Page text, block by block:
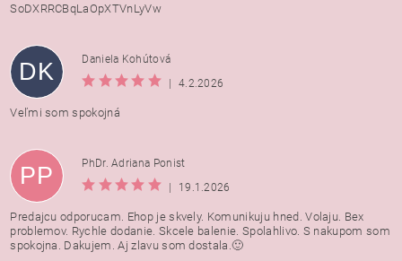
SoDXRRCBqLaOpXTVnLyVw
DK
Daniela Kohútová
|
4.2.2026
Veľmi som spokojná
PP
PhDr. Adriana Ponist
|
19.1.2026
Predajcu odporucam. Ehop je skvely. Komunikuju hned. Volaju. Bex
problemov. Rychle dodanie. Skcele balenie. Spolahlivo. S nakupom som
spokojna. Dakujem. Aj zlavu som dostala.🙂